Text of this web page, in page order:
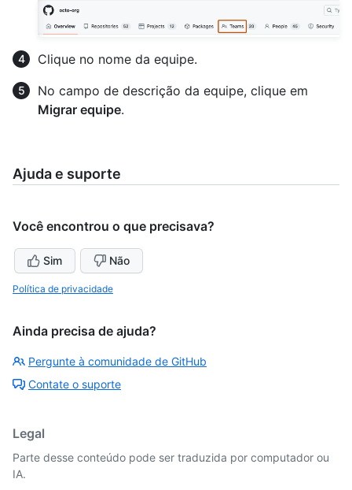
Clique no nome da equipe.
No campo de descrição da equipe, clique em
Migrar equipe.
Ajuda e suporte
Você encontrou o que precisava?
Sim Não
Política de privacidade
Ainda precisa de ajuda?
Pergunte à comunidade de GitHub
Contate o suporte
Legal
Parte desse conteúdo pode ser traduzida por computador ou
IA.